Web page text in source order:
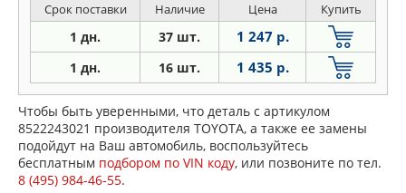
Срок поставки Наличие Цена Купить
1 дн. 37 шт. 1 247 р.
1 дн. 16 шт. 1 435 р.
Чтобы быть уверенными, что деталь с артикулом
8522243021 производителя TOYOTA, а также ее замены
подойдут на Ваш автомобиль, воспользуйтесь
бесплатным подбором по VIN коду, или позвоните по тел.
8 (495) 984-46-55.